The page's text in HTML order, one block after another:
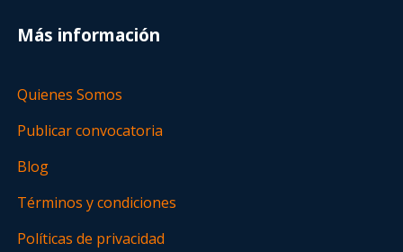
Más información
Quienes Somos
Publicar convocatoria
Blog
Términos y condiciones
Políticas de privacidad